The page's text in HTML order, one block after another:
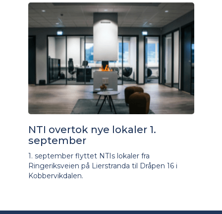
NTI overtok nye lokaler 1.
september
1. september flyttet NTIs lokaler fra
Ringeriksveien på Lierstranda til Dråpen 16 i
Kobbervikdalen.